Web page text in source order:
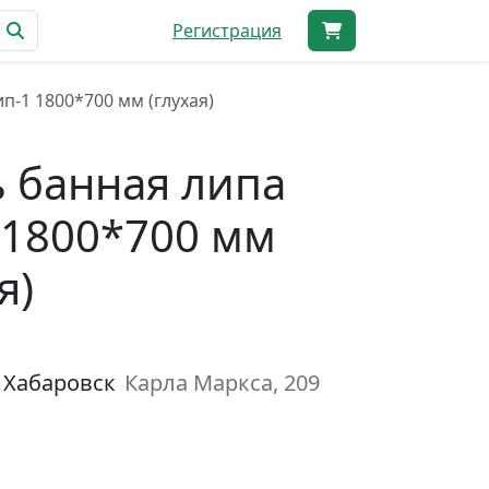
Регистрация
1 1800*700 мм (глухая)
липа
мм
Карла Маркса, 209